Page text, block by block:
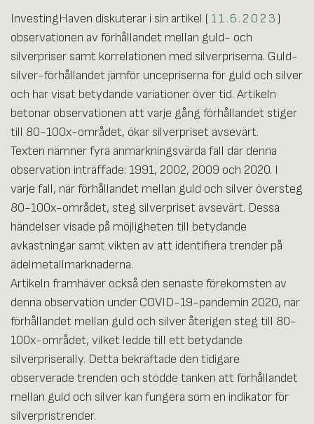
InvestingHaven diskuterar i sin artikel ( 11.6.2023 )
observationen av förhållandet mellan guld- och
silverpriser samt korrelationen med silverpriserna. Guld-
silver-förhållandet jämför uncepriserna för guld och silver
och har visat betydande variationer över tid. Artikeln
betonar observationen att varje gång förhållandet stiger
till 80-100x-området, ökar silverpriset avsevärt.
Texten nämner fyra anmärkningsvärda fall där denna
observation inträffade: 1991, 2002, 2009 och 2020. I
varje fall, när förhållandet mellan guld och silver översteg
80-100x-området, steg silverpriset avsevärt. Dessa
händelser visade på möjligheten till betydande
avkastningar samt vikten av att identifiera trender på
ädelmetallmarknaderna.
Artikeln framhäver också den senaste förekomsten av
denna observation under COVID-19-pandemin 2020, när
förhållandet mellan guld och silver återigen steg till 80-
100x-området, vilket ledde till ett betydande
silverpriserally. Detta bekräftade den tidigare
observerade trenden och stödde tanken att förhållandet
mellan guld och silver kan fungera som en indikator för
silverpristrender.